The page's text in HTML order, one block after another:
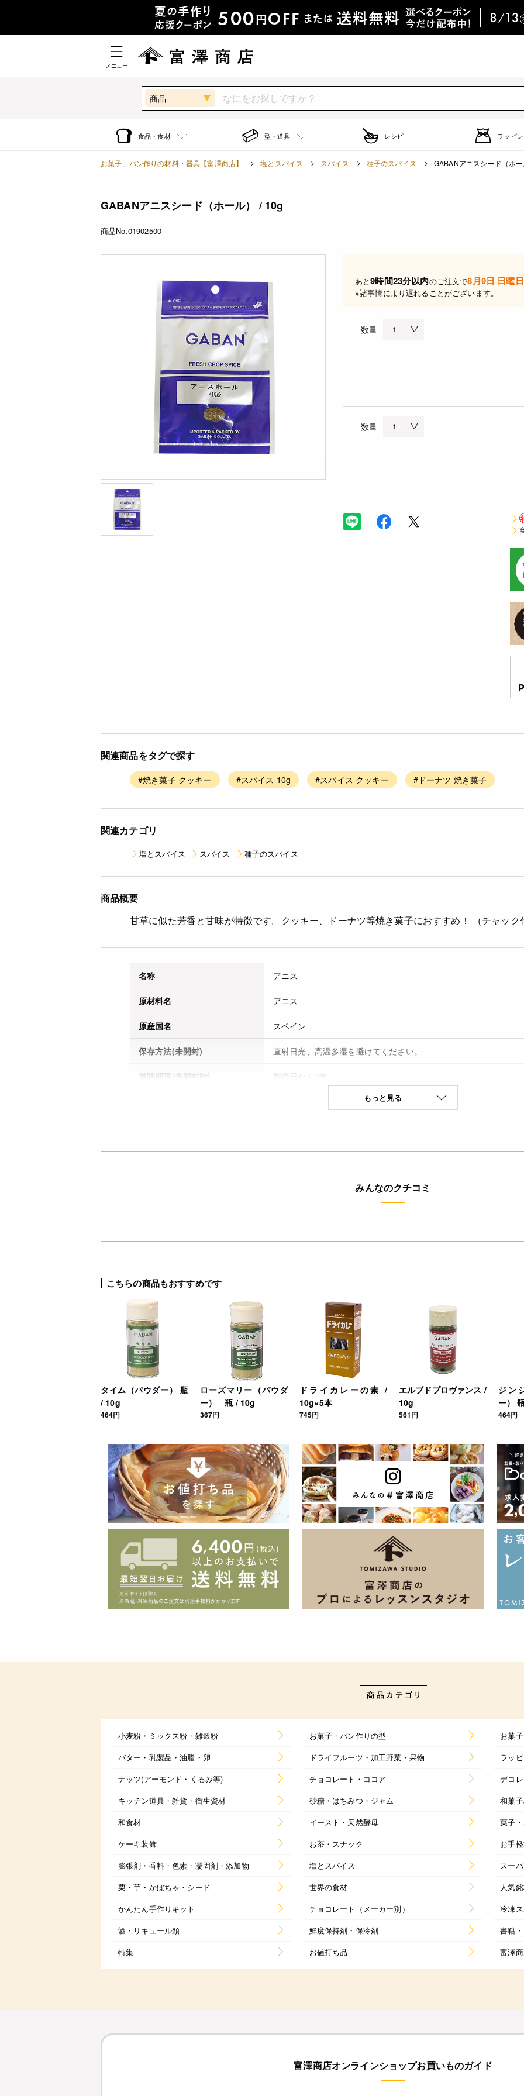
メニュー
商品
食品・食材 型・道具 レシピ ラッピ
お菓子、パン作りの材料・器具【富澤商店】 塩とスパイス スパイス 種子のスパイス GABANアニスシード（ホ
GABANアニスシード（ホール） / 10g
商品No.01902500
あと9時間23分以内のご注文で8月9日 日曜日
※諸事情により遅れることがございます。
数量
数量
関連商品をタグで探す
#焼き菓子 クッキー #スパイス 10g #スパイス クッキー #ドーナツ 焼き菓子
関連カテゴリ
塩とスパイス スパイス 種子のスパイス
商品概要
甘草に似た芳香と甘味が特徴です。クッキー、ドーナツ等焼き菓子におすすめ！ （チャック
名称 アニス
原材料名 アニス
原産国名 スペイン
保存方法(未開封) 直射日光、高温多湿を避けてください。
賞味期限(未開封時)
製造日から2年
注意事項
* 脱酸素剤を取り出してからご使用ください。
◆商品の在庫・販売状況について◆
・諸事情により、予告なく販売終了になる場合がございます。予め
もっと見る
みんなのクチコミ
こちらの商品もおすすめです
タイム（パウダー） 瓶
/ 10g
464円
ローズマリー（パウダ
ー） 瓶 / 10g
367円
ドライカレーの素 /
10g×5本
745円
エルブドプロヴァンス /
10g
561円
ジン
ー）
464円
小麦粉・ミックス粉・雑穀粉 お菓子・パン作りの型
お菓
バター・乳製品・油脂・卵
ドライフルーツ・加工野菜・果物
ラッ
ナッツ(アーモンド・くるみ等)
チョコレート・ココア
デコ
キッチン道具・雑貨・衛生資材
砂糖・はちみつ・ジャム
和菓
和食材
イースト・天然酵母
菓子
ケーキ装飾
お茶・スナック
お手
膨張剤・香料・色素・凝固剤・添加物
塩とスパイス
スー
栗・芋・かぼちゃ・シード
世界の食材
人気
かんたん手作りキット
チョコレート（メーカー別）
冷凍
酒・リキュール類
鮮度保持剤・保冷剤
書籍
特集
お値打ち品 富澤
富澤商店オンラインショップお買いものガイド